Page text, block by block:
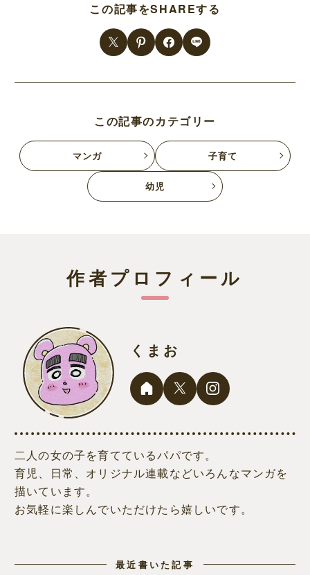
この記事をSHAREする
この記事のカテゴリー
マンガ 子育て
幼児
作者プロフィール
くまお
二人の女の子を育てているパパです。
育児、日常、オリジナル連載などいろんなマンガを
描いています。
お気軽に楽しんでいただけたら嬉しいです。
最近書いた記事